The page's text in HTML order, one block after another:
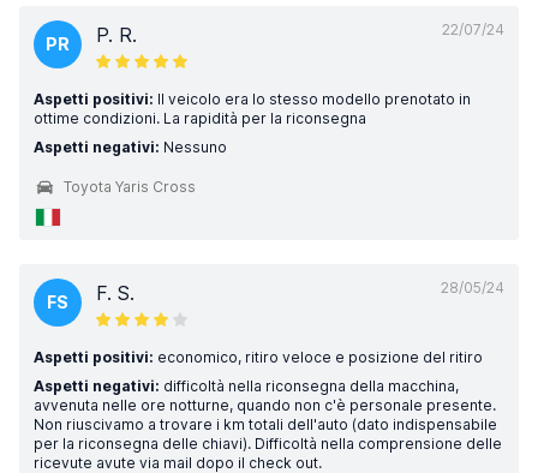
22/07/24
PR P. R.
Aspetti positivi: Il veicolo era lo stesso modello prenotato in
ottime condizioni. La rapidità per la riconsegna
Aspetti negativi: Nessuno
Toyota Yaris Cross
28/05/24
FS F. S.
Aspetti positivi: economico, ritiro veloce e posizione del ritiro
Aspetti negativi: difficoltà nella riconsegna della macchina,
avvenuta nelle ore notturne, quando non c'è personale presente.
Non riuscivamo a trovare i km totali dell'auto (dato indispensabile
per la riconsegna delle chiavi). Difficoltà nella comprensione delle
ricevute avute via mail dopo il check out.